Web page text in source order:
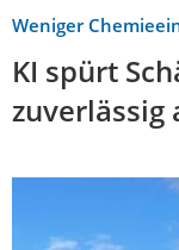
Weniger
KI spürt
zuverlässig